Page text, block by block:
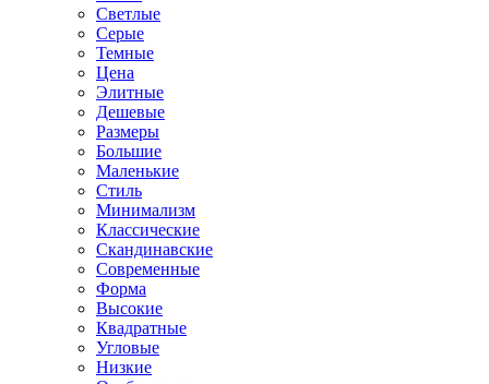
Светлые
Серые
Темные
Цена
Элитные
Дешевые
Размеры
Большие
Маленькие
Стиль
Минимализм
Классические
Скандинавские
Современные
Форма
Высокие
Квадратные
Угловые
Низкие